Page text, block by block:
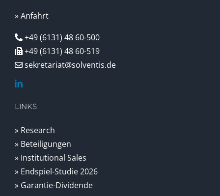
» Anfahrt
+49 (6131) 48 60-500
+49 (6131) 48 60-519
sekretariat@solventis.de
LINKS
» Research
» Beteiligungen
» Institutional Sales
» Endspiel-Studie 2026
» Garantie-Dividende